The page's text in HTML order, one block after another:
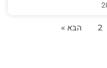
2 הבא »